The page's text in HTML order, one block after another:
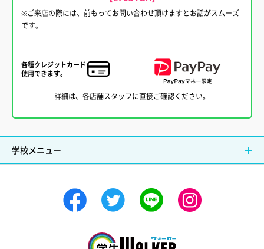
※ご来店の際には、前もってお問い合わせ頂けますとお話がスムーズ
です。
各種クレジットカード
使用できます。
詳細は、各店舗スタッフに直接ご確認ください。
学校メニュー